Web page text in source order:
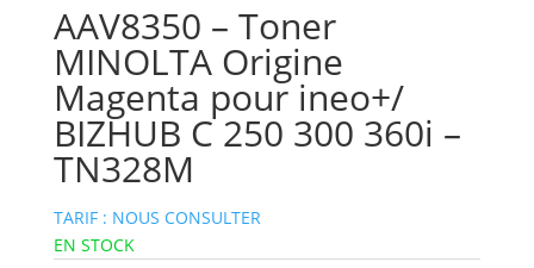
AAV8350 – Toner
MINOLTA Origine
Magenta pour ineo+/
BIZHUB C 250 300 360i –
TN328M
TARIF : NOUS CONSULTER
EN STOCK